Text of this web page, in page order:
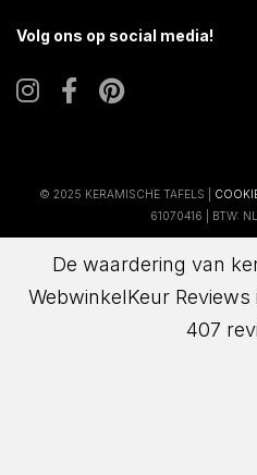
Volg ons op social media!
© 2025 KERAMISCHE TAFELS |
61070416 | BTW:
De waardering van
WebwinkelKeur Reviews
407